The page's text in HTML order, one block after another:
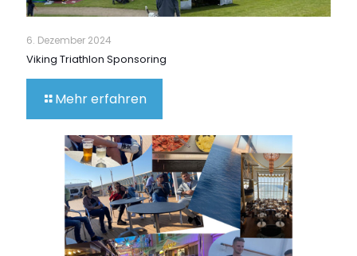
6. Dezember 2024
Viking Triathlon Sponsoring
Mehr erfahren